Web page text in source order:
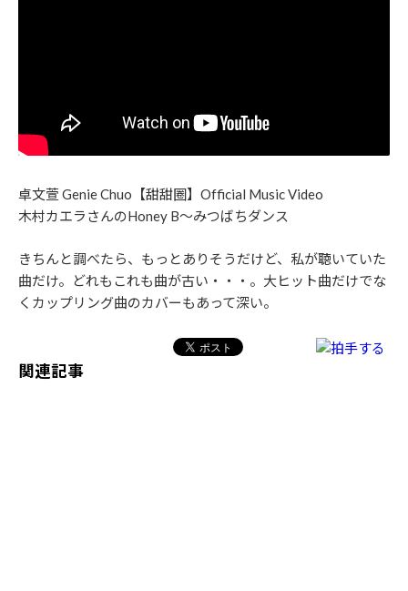
卓文萱 Genie Chuo【甜甜圈】Official Music Video
木村カエラさんのHoney B〜みつばちダンス
きちんと調べたら、もっとありそうだけど、私が聴いていた
曲だけ。どれもこれも曲が古い・・・。大ヒット曲だけでな
くカップリング曲のカバーもあって深い。
関連記事